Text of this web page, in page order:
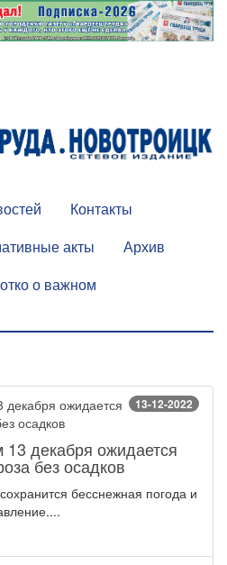
Контакты
акты
Архив
о важном
13-12-2022
декабря ожидается
без осадков
бесснежная погода и